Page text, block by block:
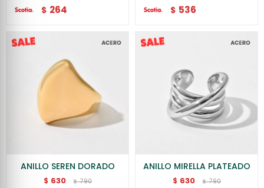
$ 264 $ 536
ANILLO SEREN DORADO
$ 630 $ 790
ANILLO MIRELLA PLATEADO
$ 630 $ 790